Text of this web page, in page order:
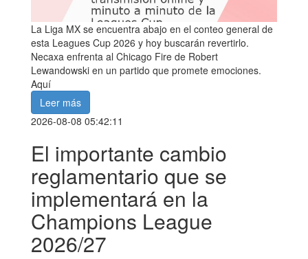
La Liga MX se encuentra abajo en el conteo general de
esta Leagues Cup 2026 y hoy buscarán revertirlo.
Necaxa enfrenta al Chicago Fire de Robert
Lewandowski en un partido que promete emociones.
Aquí
Leer más
2026-08-08 05:42:11
El importante cambio
reglamentario que se
implementará en la
Champions League
2026/27